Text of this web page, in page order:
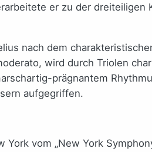
er zu der
nach dem
wird durch Triolen
prägnantem
aufgegriffen.
vom „New York